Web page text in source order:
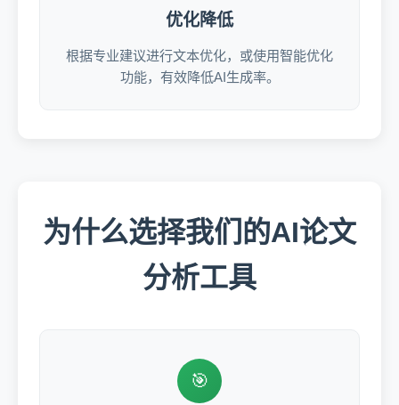
优化降低
根据专业建议进行文本优化，或使用智能优化
功能，有效降低AI生成率。
为什么选择我们的AI论文
分析工具
🎯